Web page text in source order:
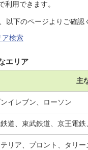
利用できます。
下のページよりご確認
ア検索
エリア
主
イレブン、ローソン
道、東武鉄道、京王電鉄
リア、プロント、タリ